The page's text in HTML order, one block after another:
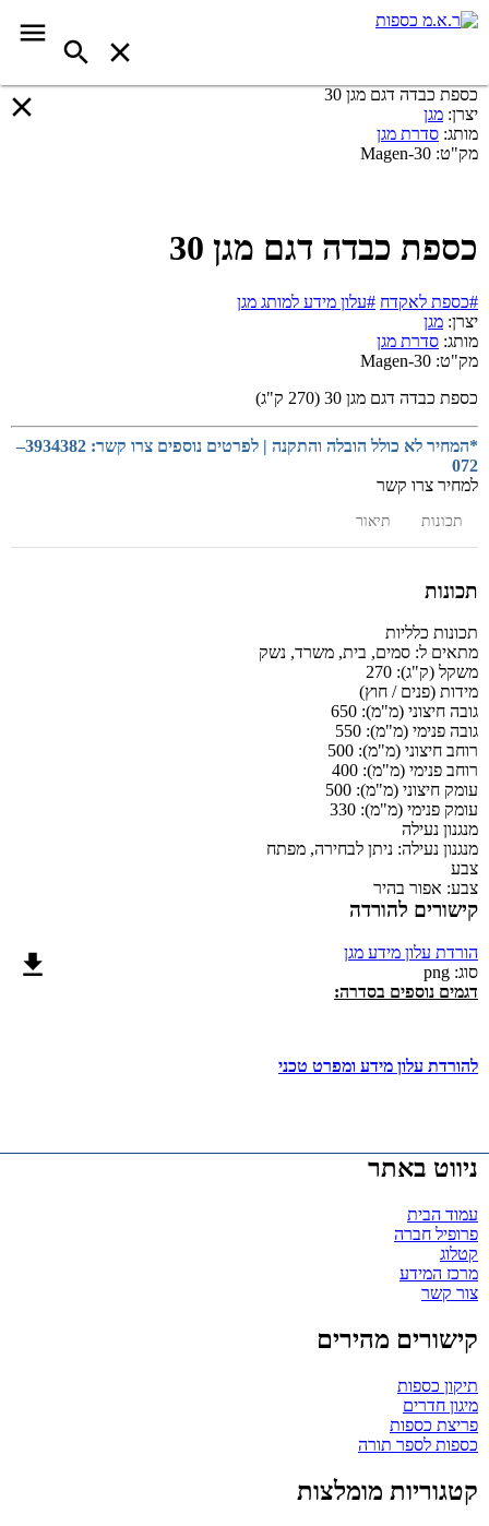
כספת כבדה דגם מגן 30
יצרן: מגן
מותג: סדרת מגן
מק"ט: Magen-30
כספת כבדה דגם מגן 30
#כספת לאקדח #עלון מידע למותג מגן
יצרן: מגן
מותג: סדרת מגן
מק"ט: Magen-30
כספת כבדה דגם מגן 30 (270 ק"ג)
*המחיר לא כולל הובלה והתקנה | לפרטים נוספים צרו קשר: 3934382–
072
למחיר צרו קשר
תכונות תיאור
תכונות
תכונות כלליות
מתאים ל: סמים, בית, משרד, נשק
משקל (ק"ג): 270
מידות (פנים / חוץ)
גובה חיצוני (מ"מ): 650
גובה פנימי (מ"מ): 550
רוחב חיצוני (מ"מ): 500
רוחב פנימי (מ"מ): 400
עומק חיצוני (מ"מ): 500
עומק פנימי (מ"מ): 330
מנגנון נעילה
מנגנון נעילה: ניתן לבחירה, מפתח
צבע
צבע: אפור בהיר
קישורים להורדה
הורדת עלון מידע מגן
סוג: png
דגמים נוספים בסדרה:
להורדת עלון מידע ומפרט טכני
ניווט באתר
עמוד הבית
פרופיל חברה
קטלוג
מרכז המידע
צור קשר
קישורים מהירים
תיקון כספות
מיגון חדרים
פריצת כספות
כספות לספר תורה
קטגוריות מומלצות